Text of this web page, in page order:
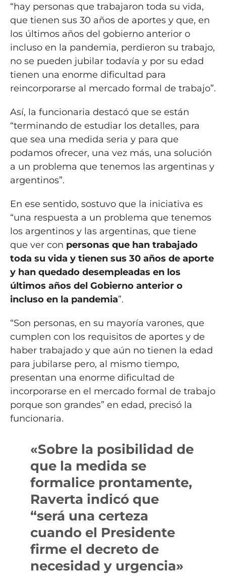
“hay personas que trabajaron toda su vida,
que tienen sus 30 años de aportes y que, en
los últimos años del gobierno anterior o
incluso en la pandemia, perdieron su trabajo,
no se pueden jubilar todavía y por su edad
tienen una enorme dificultad para
reincorporarse al mercado formal de trabajo”.
Así, la funcionaria destacó que se están
“terminando de estudiar los detalles, para
que sea una medida seria y para que
podamos ofrecer, una vez más, una solución
a un problema que tenemos las argentinas y
argentinos”.
En ese sentido, sostuvo que la iniciativa es
“una respuesta a un problema que tenemos
los argentinos y las argentinas, que tiene
que ver con personas que han trabajado
toda su vida y tienen sus 30 años de aporte
y han quedado desempleadas en los
últimos años del Gobierno anterior o
incluso en la pandemia”.
“Son personas, en su mayoría varones, que
cumplen con los requisitos de aportes y de
haber trabajado y que aún no tienen la edad
para jubilarse pero, al mismo tiempo,
presentan una enorme dificultad de
incorporarse en el mercado formal de trabajo
porque son grandes” en edad, precisó la
funcionaria.
«Sobre la posibilidad de
que la medida se
formalice prontamente,
Raverta indicó que
“será una certeza
cuando el Presidente
firme el decreto de
necesidad y urgencia»